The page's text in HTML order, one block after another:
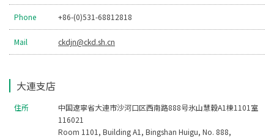
Phone +86-(0)531-68812818
Mail ckdjn@ckd.sh.cn
大連支店
住所
中国遼寧省大連市沙河口区西南路888号氷山慧穀A1棟1101室
116021
Room 1101, Building A1, Bingshan Huigu, No. 888,